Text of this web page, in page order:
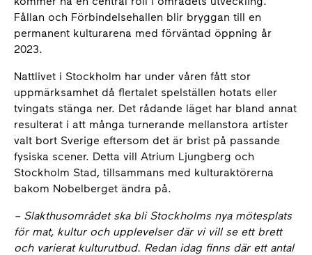
Fållan och Förbindelsehallen blir bryggan till en
permanent kulturarena med förväntad öppning år
2023.
Nattlivet i Stockholm har under våren fått stor
uppmärksamhet då flertalet spelställen hotats eller
tvingats stänga ner. Det rådande läget har bland annat
resulterat i att många turnerande mellanstora artister
valt bort Sverige eftersom det är brist på passande
fysiska scener. Detta vill Atrium Ljungberg och
Stockholm Stad, tillsammans med kulturaktörerna
bakom Nobelberget ändra på.
– Slakthusområdet ska bli Stockholms nya mötesplats
för mat, kultur och upplevelser där vi vill se ett brett
och varierat kulturutbud. Redan idag finns där ett antal